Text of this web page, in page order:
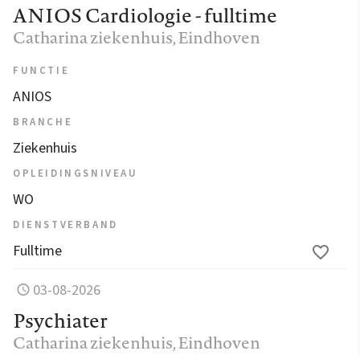
ANIOS Cardiologie - fulltime
Catharina ziekenhuis, Eindhoven
FUNCTIE
ANIOS
BRANCHE
Ziekenhuis
OPLEIDINGSNIVEAU
WO
DIENSTVERBAND
Fulltime
03-08-2026
Psychiater
Catharina ziekenhuis, Eindhoven